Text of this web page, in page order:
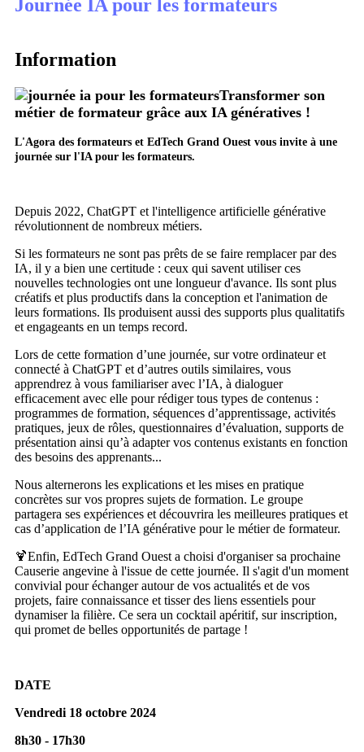
Journée IA pour les formateurs
Information
Transformer son
métier de formateur grâce aux IA génératives !
L'Agora des formateurs et EdTech Grand Ouest vous invite à une
journée sur l'IA pour les formateurs.
Depuis 2022, ChatGPT et l'intelligence artificielle générative
révolutionnent de nombreux métiers.
Si les formateurs ne sont pas prêts de se faire remplacer par des
IA, il y a bien une certitude : ceux qui savent utiliser ces
nouvelles technologies ont une longueur d'avance. Ils sont plus
créatifs et plus productifs dans la conception et l'animation de
leurs formations. Ils produisent aussi des supports plus qualitatifs
et engageants en un temps record.
Lors de cette formation d’une journée, sur votre ordinateur et
connecté à ChatGPT et d’autres outils similaires, vous
apprendrez à vous familiariser avec l’IA, à dialoguer
efficacement avec elle pour rédiger tous types de contenus :
programmes de formation, séquences d’apprentissage, activités
pratiques, jeux de rôles, questionnaires d’évaluation, supports de
présentation ainsi qu’à adapter vos contenus existants en fonction
des besoins des apprenants...
Nous alternerons les explications et les mises en pratique
concrètes sur vos propres sujets de formation. Le groupe
partagera ses expériences et découvrira les meilleures pratiques et
cas d’application de l’IA générative pour le métier de formateur.
🍹Enfin, EdTech Grand Ouest a choisi d'organiser sa prochaine
Causerie angevine à l'issue de cette journée. Il s'agit d'un moment
convivial pour échanger autour de vos actualités et de vos
projets, faire connaissance et tisser des liens essentiels pour
dynamiser la filière. Ce sera un cocktail apéritif, sur inscription,
qui promet de belles opportunités de partage !
DATE
Vendredi 18 octobre 2024
8h30 - 17h30